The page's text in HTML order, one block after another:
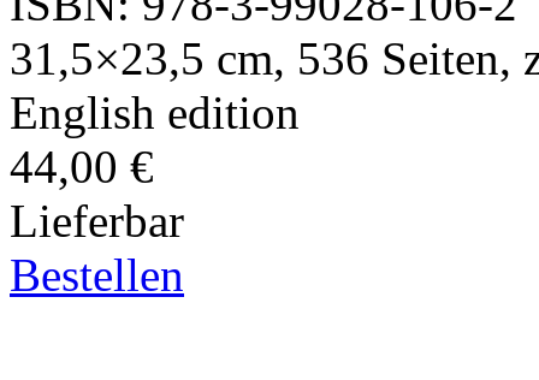
31,5×23,5 cm, 536 Seiten,
English edition
44,00 €
Lieferbar
Bestellen